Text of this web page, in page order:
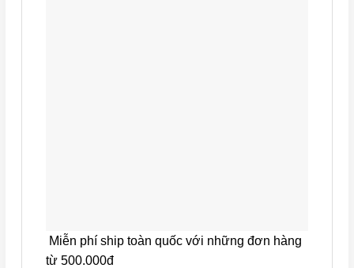
Miễn phí ship toàn quốc với những đơn hàng
từ 500.000đ